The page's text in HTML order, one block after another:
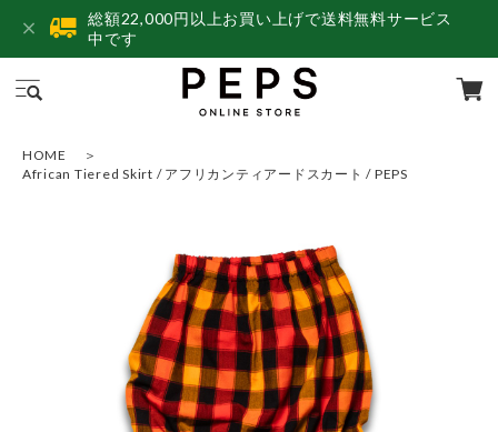
総額22,000円以上お買い上げで送料無料サービス
中です
HOME
African Tiered Skirt / アフリカンティアードスカート / PEPS